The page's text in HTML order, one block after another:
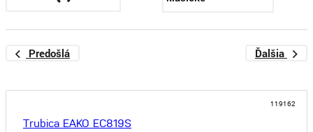
Predošlá Ďalšia
119162
Trubica EAKO EC819S